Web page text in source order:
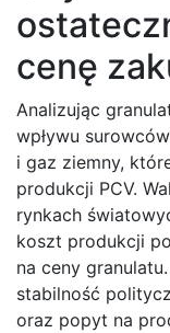
cenę
Analizując
wpływu
i gaz ziemny,
produkcji PCV.
rynkach
koszt produkcji
na ceny
stabilność
oraz popyt na